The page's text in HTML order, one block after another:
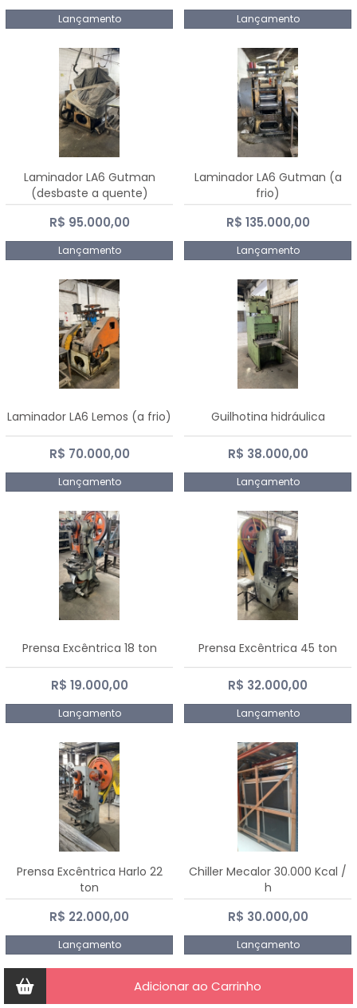
Lançamento Lançamento
Laminador LA6 Gutman
(desbaste a quente)
R$ 95.000,00
Lançamento
Laminador LA6 Gutman (a
frio)
R$ 135.000,00
Lançamento
Laminador LA6 Lemos (a frio)
R$ 70.000,00
Lançamento
Guilhotina hidráulica
R$ 38.000,00
Lançamento
Prensa Excêntrica 18 ton
R$ 19.000,00
Lançamento
Prensa Excêntrica 45 ton
R$ 32.000,00
Lançamento
Prensa Excêntrica Harlo 22
ton
R$ 22.000,00
Lançamento
Chiller Mecalor 30.000 Kcal /
h
R$ 30.000,00
Lançamento
Adicionar ao Carrinho